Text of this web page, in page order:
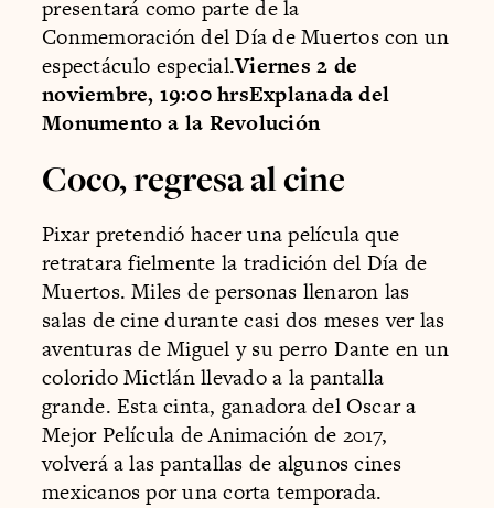
presentará como parte de la
Conmemoración del Día de Muertos con un
espectáculo especial.Viernes 2 de
noviembre, 19:00 hrsExplanada del
Monumento a la Revolución
Coco, regresa al cine
Pixar pretendió hacer una película que
retratara fielmente la tradición del Día de
Muertos. Miles de personas llenaron las
salas de cine durante casi dos meses ver las
aventuras de Miguel y su perro Dante en un
colorido Mictlán llevado a la pantalla
grande. Esta cinta, ganadora del Oscar a
Mejor Película de Animación de 2017,
volverá a las pantallas de algunos cines
mexicanos por una corta temporada.